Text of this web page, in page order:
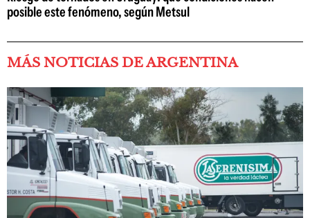
posible este fenómeno, según Metsul
MÁS NOTICIAS DE ARGENTINA